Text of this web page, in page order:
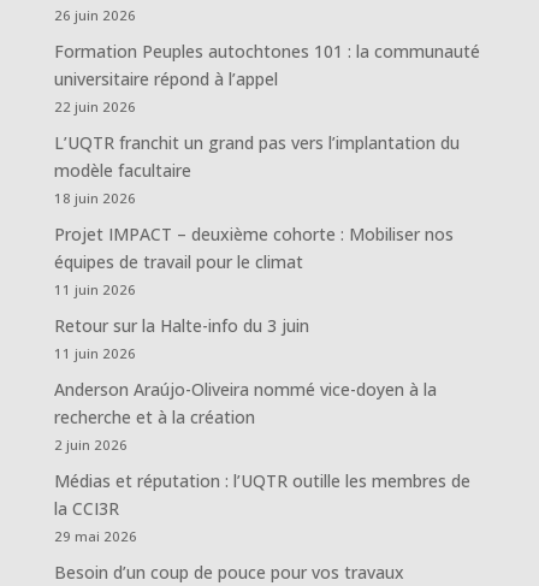
26 juin 2026
Formation Peuples autochtones 101 : la communauté
universitaire répond à l’appel
22 juin 2026
L’UQTR franchit un grand pas vers l’implantation du
modèle facultaire
18 juin 2026
Projet IMPACT – deuxième cohorte : Mobiliser nos
équipes de travail pour le climat
11 juin 2026
Retour sur la Halte-info du 3 juin
11 juin 2026
Anderson Araújo-Oliveira nommé vice-doyen à la
recherche et à la création
2 juin 2026
Médias et réputation : l’UQTR outille les membres de
la CCI3R
29 mai 2026
Besoin d’un coup de pouce pour vos travaux